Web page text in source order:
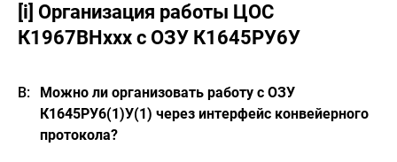
[i] Организация работы ЦОС
К1967ВНххх с ОЗУ К1645РУ6У
Можно ли организовать работу с ОЗУ
К1645РУ6(1)У(1) через интерфейс конвейерного
протокола?